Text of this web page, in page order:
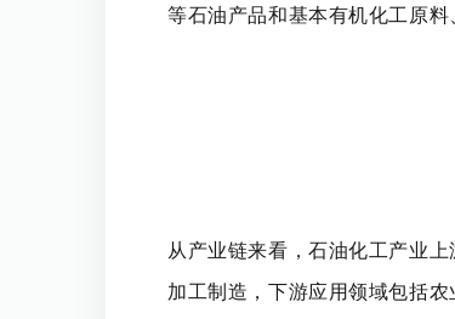
等石油产品和基本有机化工原
从产业链来看，石油化工产业
加工制造，下游应用领域包括农